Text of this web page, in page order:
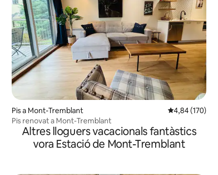
Pis a Mont-Tremblant 4,84 de
4,84 (170)
Pis renovat a Mont-Tremblant
Altres lloguers vacacionals fantàstics
vora Estació de Mont-Tremblant